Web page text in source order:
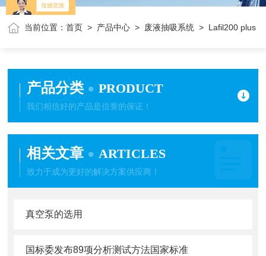
当前位置：首页 > 产品中心 > 废液抽吸系统 > Lafil200 plus
产品分类 PRODUCT
我们相信好的产品是信誉的保证！
相关文章 ARTICLES
致力于成为更好的解决方案供应商！
真空泵的选用
国标委发布89项分析测试方法国家标准